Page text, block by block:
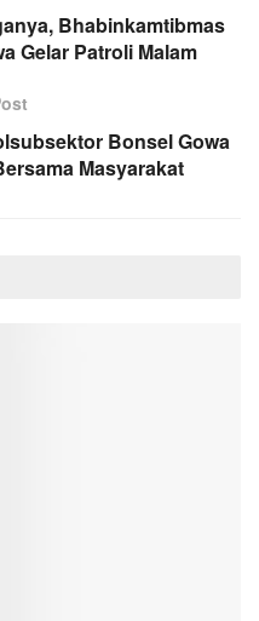
Bhabinkamtibmas
Gelar Patroli Malam
Bonsel Gowa
Masyarakat